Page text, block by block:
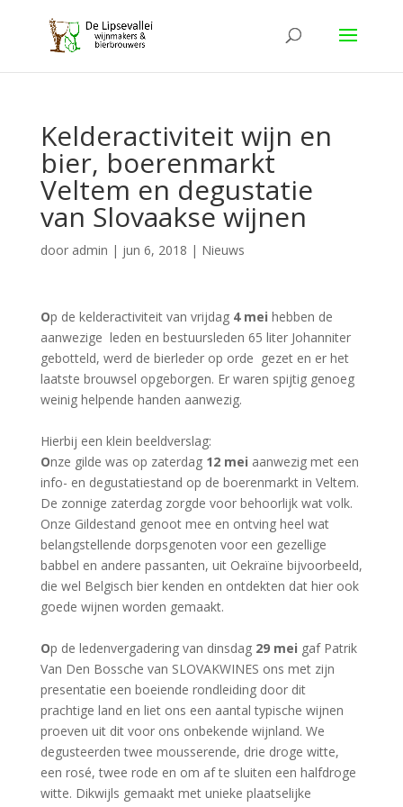
Kelderactiviteit wijn en
bier, boerenmarkt
Veltem en degustatie
van Slovaakse wijnen
door admin | jun 6, 2018 | Nieuws
Op de kelderactiviteit van vrijdag 4 mei hebben de
aanwezige leden en bestuursleden 65 liter Johanniter
gebotteld, werd de bierleder op orde gezet en er het
laatste brouwsel opgeborgen. Er waren spijtig genoeg
weinig helpende handen aanwezig.
Hierbij een klein beeldverslag:
Onze gilde was op zaterdag 12 mei aanwezig met een
info- en degustatiestand op de boerenmarkt in Veltem.
De zonnige zaterdag zorgde voor behoorlijk wat volk.
Onze Gildestand genoot mee en ontving heel wat
belangstellende dorpsgenoten voor een gezellige
babbel en andere passanten, uit Oekraïne bijvoorbeeld,
die wel Belgisch bier kenden en ontdekten dat hier ook
goede wijnen worden gemaakt.
Op de ledenvergadering van dinsdag 29 mei gaf Patrik
Van Den Bossche van SLOVAKWINES ons met zijn
presentatie een boeiende rondleiding door dit
prachtige land en liet ons een aantal typische wijnen
proeven uit dit voor ons onbekende wijnland. We
degusteerden twee mousserende, drie droge witte,
een rosé, twee rode en om af te sluiten een halfdroge
witte. Dikwijls gemaakt met unieke plaatselijke